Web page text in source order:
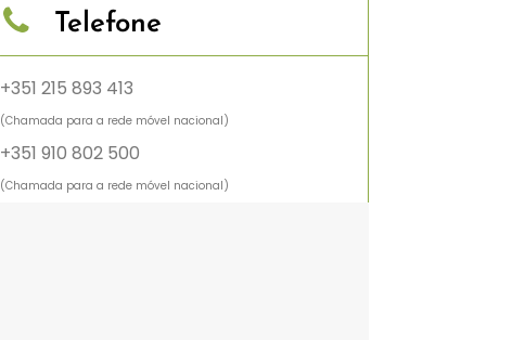
Telefone
+351 215 893 413
(Chamada para a rede móvel nacional)
+351 910 802 500
(Chamada para a rede móvel nacional)